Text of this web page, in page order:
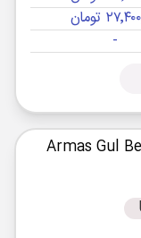
تومان
-